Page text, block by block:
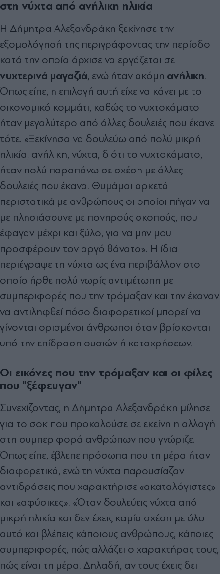
στη νύχτα από ανήλικη ηλικία
Η Δήμητρα Αλεξανδράκη ξεκίνησε την
εξομολόγησή της περιγράφοντας την περίοδο
κατά την οποία άρχισε να εργάζεται σε
νυχτερινά μαγαζιά, ενώ ήταν ακόμη ανήλικη.
Όπως είπε, η επιλογή αυτή είχε να κάνει με το
οικονομικό κομμάτι, καθώς το νυχτοκάματο
ήταν μεγαλύτερο από άλλες δουλειές που έκανε
τότε. «Ξεκίνησα να δουλεύω από πολύ μικρή
ηλικία, ανήλικη, νύχτα, διότι το νυχτοκάματο,
ήταν πολύ παραπάνω σε σχέση με άλλες
δουλειές που έκανα. Θυμάμαι αρκετά
περιστατικά με ανθρώπους οι οποίοι πήγαν να
με πλησιάσουνε με πονηρούς σκοπούς, που
έφαγαν μέχρι και ξύλο, για να μην μου
προσφέρουν τον αργό θάνατο». Η ίδια
περιέγραψε τη νύχτα ως ένα περιβάλλον στο
οποίο ήρθε πολύ νωρίς αντιμέτωπη με
συμπεριφορές που την τρόμαξαν και την έκαναν
να αντιληφθεί πόσο διαφορετικοί μπορεί να
γίνονται ορισμένοι άνθρωποι όταν βρίσκονται
υπό την επίδραση ουσιών ή καταχρήσεων.
Οι εικόνες που την τρόμαξαν και οι φίλες
που "ξέφευγαν"
Συνεχίζοντας, η Δήμητρα Αλεξανδράκη μίλησε
για το σοκ που προκαλούσε σε εκείνη η αλλαγή
στη συμπεριφορά ανθρώπων που γνώριζε.
Όπως είπε, έβλεπε πρόσωπα που τη μέρα ήταν
διαφορετικά, ενώ τη νύχτα παρουσίαζαν
αντιδράσεις που χαρακτήρισε «ακαταλόγιστες»
και «αφύσικες». «Όταν δουλεύεις νύχτα από
μικρή ηλικία και δεν έχεις καμία σχέση με όλο
αυτό και βλέπεις κάποιους ανθρώπους, κάποιες
συμπεριφορές, πώς αλλάζει ο χαρακτήρας τους,
πώς είναι τη μέρα. Δηλαδή, αν τους έχεις δει